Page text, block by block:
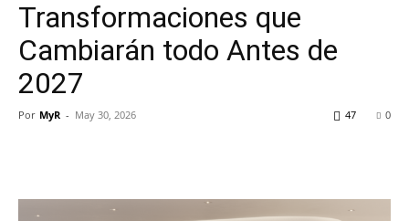
Transformaciones que
Cambiarán todo Antes de
2027
Por MyR - May 30, 2026 0
47